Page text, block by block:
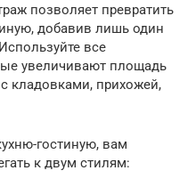
позволяет превратить
добавив лишь один
все
увеличивают площадь
кладовками, прихожей,
гостиную, вам
к двум стилям: